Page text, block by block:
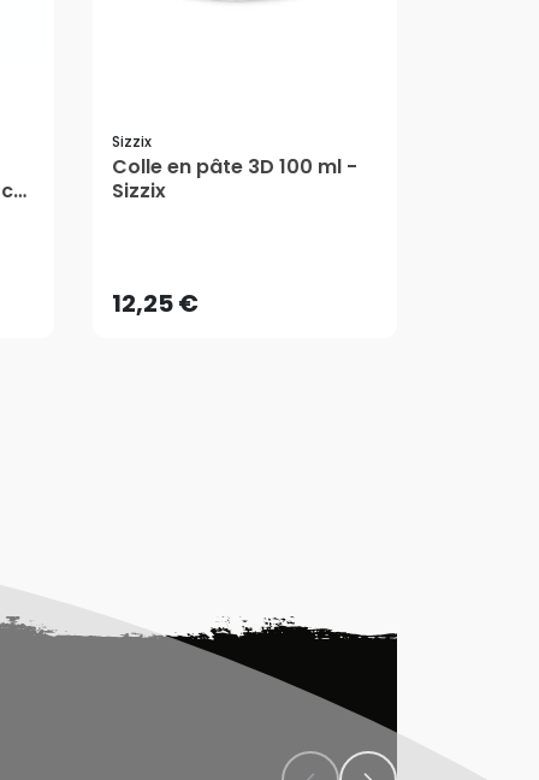
Sizzix
Colle en pâte 3D 100 ml -
Sizzix
12,25 €AJOUTER AU PANIER